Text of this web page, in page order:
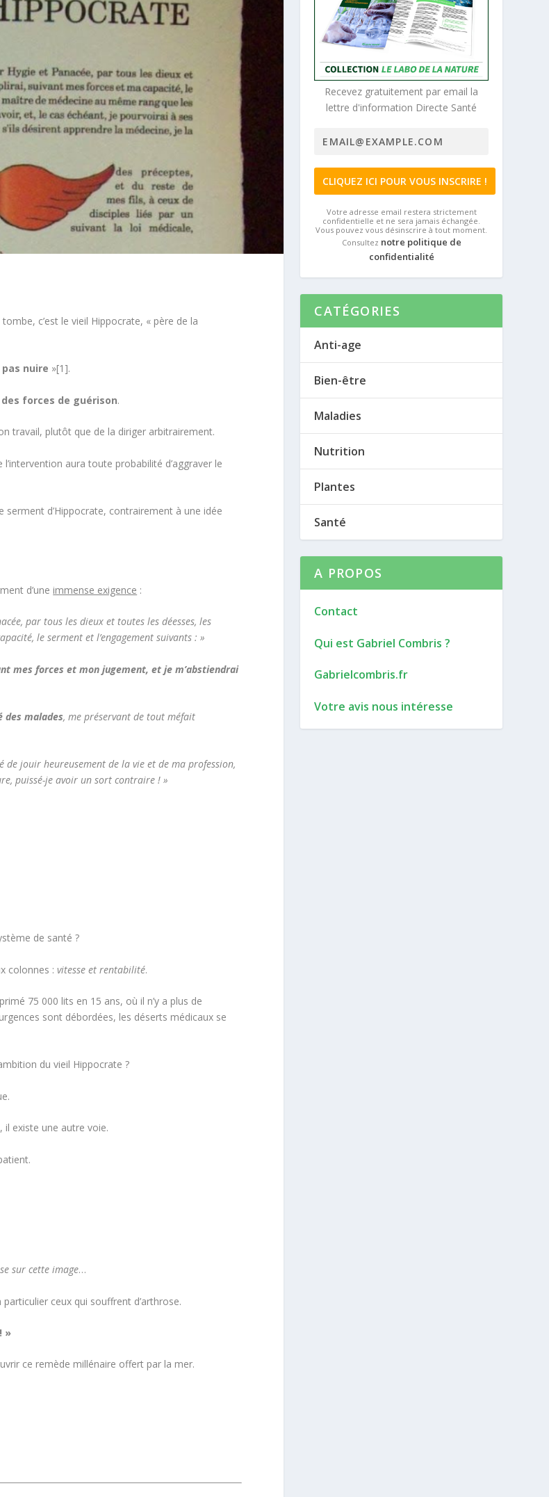
c’est le vieil Hippocrate, « père de la
pas nuire »[1].
des forces de guérison.
travail, plutôt que de la diriger arbitrairement.
l’intervention aura toute probabilité d’aggraver le
serment d’Hippocrate, contrairement à une idée
d’une immense exigence :
par tous les dieux et toutes les déesses, les
le serment et l’engagement suivants : »
mes forces et mon jugement, et je m’abstiendrai
des malades, me préservant de tout méfait
de jouir heureusement de la vie et de ma profession,
puissé-je avoir un sort contraire ! »
de santé ?
colonnes :vitesse et rentabilité.
75 000 lits en 15 ans, où il n’y a plus de
sont débordées, les déserts médicaux se
du vieil Hippocrate ?
il existe une autre voie.
sur cette image…
ceux qui souffrent d’arthrose.
»
ce remède millénaire offert par la mer.
Recevez gratuitement par email la
lettre d'information Directe Santé
Votre adresse email restera strictement
confidentielle et ne sera jamais échangée.
Vous pouvez vous désinscrire à tout moment.
Consultez notre politique de
confidentialité
CATÉGORIES
Anti-age
Bien-être
Maladies
Nutrition
Plantes
Santé
A PROPOS
Contact
Qui est Gabriel Combris ?
Gabrielcombris.fr
Votre avis nous intéresse